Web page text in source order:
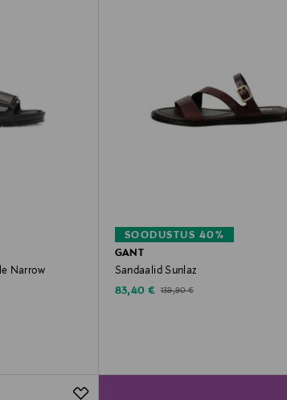
Narrow
SOODUSTUS 40%
GANT
Sandaalid Sunlaz
Discounted Price
83,40 € Original Price
139,90 €